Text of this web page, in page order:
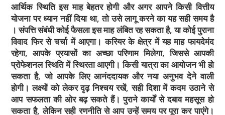
आर्थिक स्थिति इस माह बेहतर होगी और अगर आपने किसी वित्तीय
योजना पर ध्यान नहीं दिया था, तो उसे लागू करने का यह सही समय है
। संपत्ति संबंधी कोई फैसला इस माह लंबित रह सकता है, या कोई पुराना
विवाद फिर से चर्चा में आएगा। करियर के क्षेत्र में यह माह फायदेमंद
रहेगा, आपके प्रयासों का अच्छा परिणाम मिलेगा, जिससे आपकी
प्रोफेशनल स्थिति में स्थिरता आएगी। किसी यात्रा का आयोजन भी हो
सकता है, जो आपके लिए आनंददायक और नया अनुभव देने वाली
होगी। लक्ष्यों को लेकर दृढ़ निश्चय रखें, सही दिशा में कदम उठाने से
आप सफलता की ओर बढ़ सकते हैं। पुराने कार्यों से दबाव महसूस हो
सकता है, लेकिन सही रणनीति से आप उन्हें समय पर पूरा कर पाएंगे।